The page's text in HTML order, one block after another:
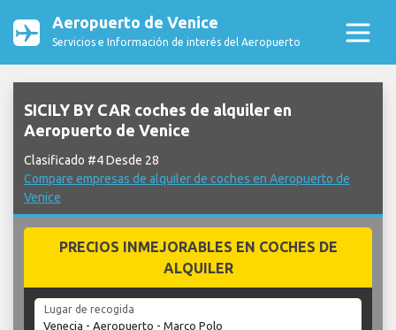
Aeropuerto de Venice
Servicios e Información de interés del Aeropuerto
SICILY BY CAR coches de alquiler en
Aeropuerto de Venice
Clasificado #4 Desde 28
Compare empresas de alquiler de coches en Aeropuerto de
Venice
PRECIOS INMEJORABLES EN COCHES DE
ALQUILER
Lugar de recogida